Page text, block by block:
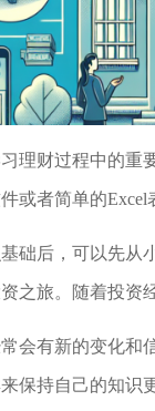
理财过程中的重
或者简单的Excel
础后，可以先从
之旅。随着投资
会有新的变化和
保持自己的知识